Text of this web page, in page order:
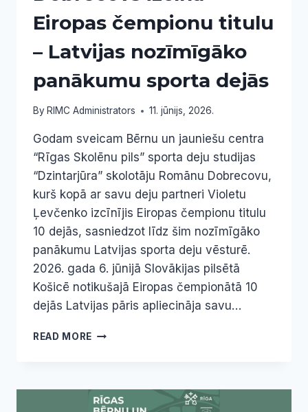
Eiropas čempionu titulu
– Latvijas nozīmīgāko
panākumu sporta dejās
By RIMC Administrators 11. jūnijs, 2026.
Godam sveicam Bērnu un jauniešu centra
“Rīgas Skolēnu pils” sporta deju studijas
“Dzintarjūra” skolotāju Romānu Dobrecovu,
kurš kopā ar savu deju partneri Violetu
Ļevčenko izcīnījis Eiropas čempionu titulu
10 dejās, sasniedzot līdz šim nozīmīgāko
panākumu Latvijas sporta deju vēsturē.
2026. gada 6. jūnijā Slovākijas pilsētā
Košicē notikušajā Eiropas čempionātā 10
dejās Latvijas pāris apliecināja savu…
READ MORE RĪGAS
ROMĀNS
DOBRECOVS